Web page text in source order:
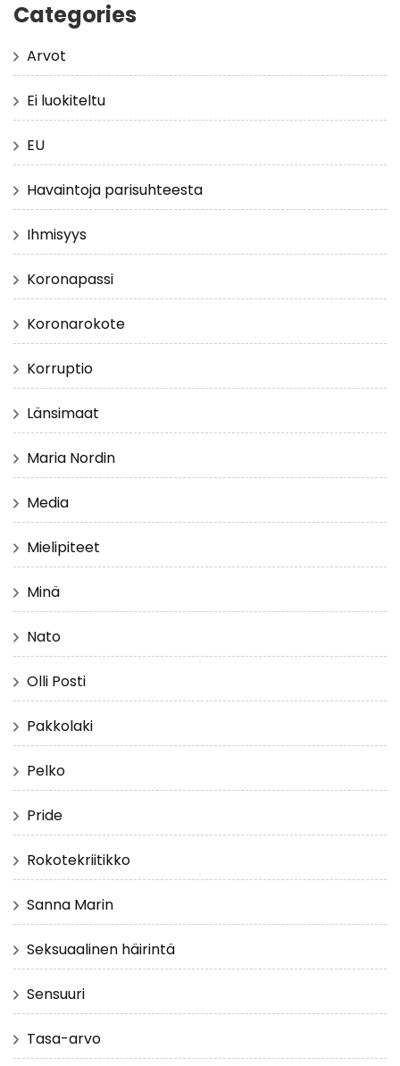
Categories
Arvot
Ei luokiteltu
EU
Havaintoja parisuhteesta
Ihmisyys
Koronapassi
Koronarokote
Korruptio
Länsimaat
Maria Nordin
Media
Mielipiteet
Minä
Nato
Olli Posti
Pakkolaki
Pelko
Pride
Rokotekriitikko
Sanna Marin
Seksuaalinen häirintä
Sensuuri
Tasa-arvo